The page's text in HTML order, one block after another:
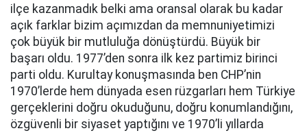
ilçe kazanmadık belki ama oransal olarak bu kadar
açık farklar bizim açımızdan da memnuniyetimizi
çok büyük bir mutluluğa dönüştürdü. Büyük bir
başarı oldu. 1977’den sonra ilk kez partimiz birinci
parti oldu. Kurultay konuşmasında ben CHP’nin
1970’lerde hem dünyada esen rüzgarları hem Türkiye
gerçeklerini doğru okuduğunu, doğru konumlandığını,
özgüvenli bir siyaset yaptığını ve 1970’li yıllarda